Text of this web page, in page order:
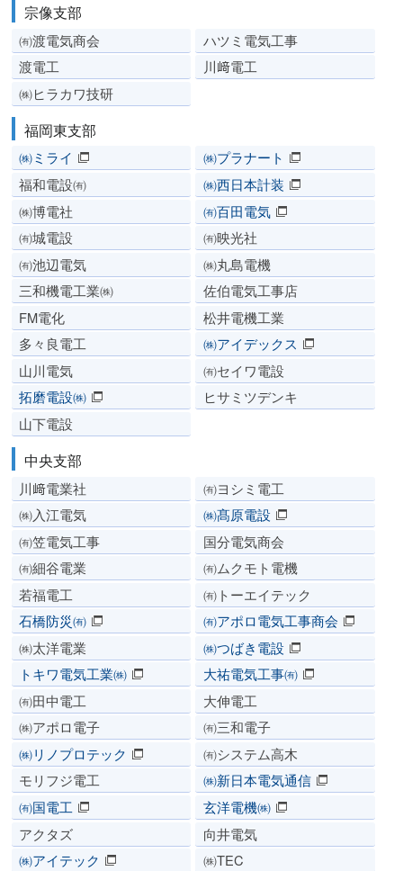
宗像支部
㈲渡電気商会
ハツミ電気工事
渡電工
川﨑電工
㈱ヒラカワ技研
福岡東支部
㈱ミライ
㈱プラナート
福和電設㈲
㈱西日本計装
㈱博電社
㈲百田電気
㈲城電設
㈲映光社
㈲池辺電気
㈱丸島電機
三和機電工業㈱
佐伯電気工事店
FM電化
松井電機工業
多々良電工
㈱アイデックス
山川電気
㈲セイワ電設
拓磨電設㈱
ヒサミツデンキ
山下電設
中央支部
川﨑電業社
㈲ヨシミ電工
㈱入江電気
㈱髙原電設
㈲笠電気工事
国分電気商会
㈲細谷電業
㈲ムクモト電機
若福電工
㈲トーエイテック
石橋防災㈲
㈲アポロ電気工事商会
㈱太洋電業
㈱つばき電設
トキワ電気工業㈱
大祐電気工事㈲
㈲田中電工
大伸電工
㈱アポロ電子
㈲三和電子
㈱リノプロテック
㈲システム高木
モリフジ電工
㈱新日本電気通信
㈲国電工
玄洋電機㈱
アクタズ
向井電気
㈱アイテック
㈱TEC